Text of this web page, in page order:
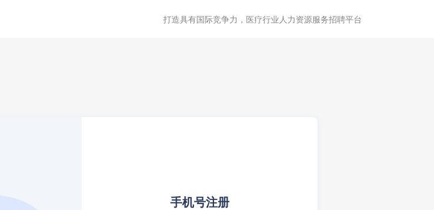
打造具有国际竞争力，医疗行业人力资源服务招聘平台
手机号注册